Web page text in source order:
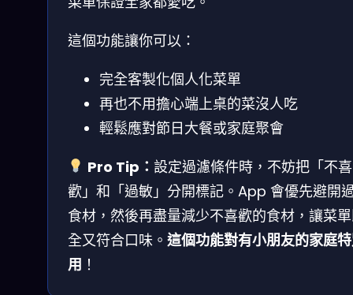
這個功能讓你可以：
完全客製化個人化菜單
再也不用擔心端上桌的菜沒人吃
輕鬆應對節日大餐或家庭聚會
Pro Tip： 設定過濾條件時，不妨把「不喜
歡」和「過敏」分開標記。App 會優先避開
食材，然後再盡量減少不喜歡的食材，讓菜
全又符合口味。 這個功能對有小朋友的家庭
用 ！